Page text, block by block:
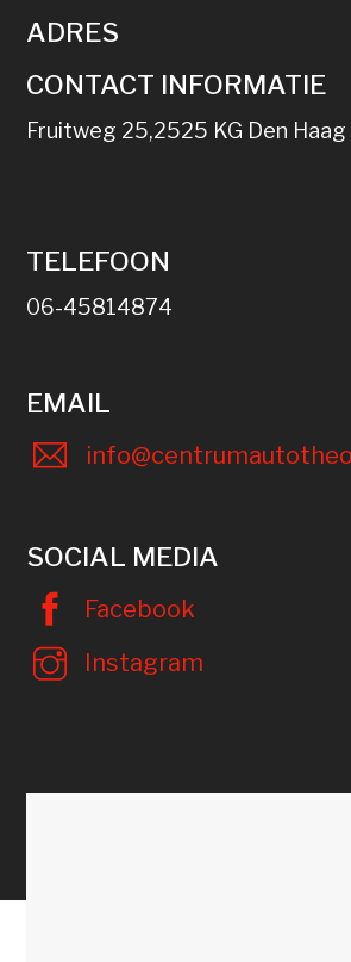
ADRES
CONTACT INFORMATIE
Fruitweg 25,2525 KG Den Haag
TELEFOON
06-45814874
EMAIL
SOCIAL MEDIA
Facebook
Instagram